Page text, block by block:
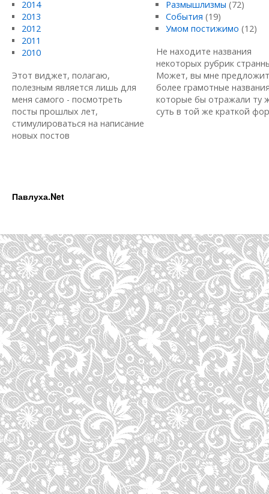
2014
2013
2012
2011
2010
Этот виджет, полагаю,
полезным является лишь для
меня самого - посмотреть
посты прошлых лет,
стимулироваться на написание
новых постов
Размышлизмы (72)
События (19)
Умом постижимо (12)
Не находите названия
некоторых рубрик
Может, вы мне
более грамотные
которые бы отражали ту
суть в той же краткой
Павлуха.Net